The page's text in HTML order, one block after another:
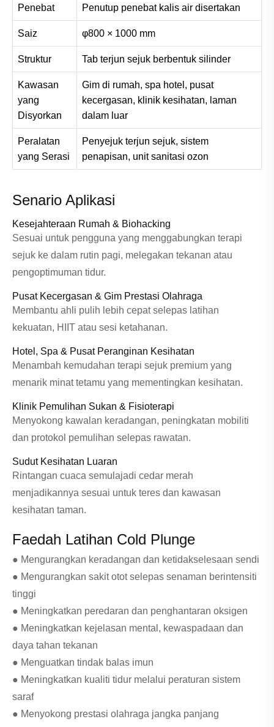
Penebat Penutup penebat kalis air disertakan
Saiz φ800 × 1000 mm
Struktur Tab terjun sejuk berbentuk silinder
Kawasan
yang
Disyorkan
Gim di rumah, spa hotel, pusat
kecergasan, klinik kesihatan, laman
dalam luar
Peralatan
yang Serasi
Penyejuk terjun sejuk, sistem
penapisan, unit sanitasi ozon
Senario Aplikasi
Kesejahteraan Rumah & Biohacking
Sesuai untuk pengguna yang menggabungkan terapi
sejuk ke dalam rutin pagi, melegakan tekanan atau
pengoptimuman tidur.
Pusat Kecergasan & Gim Prestasi Olahraga
Membantu ahli pulih lebih cepat selepas latihan
kekuatan, HIIT atau sesi ketahanan.
Hotel, Spa & Pusat Peranginan Kesihatan
Menambah kemudahan terapi sejuk premium yang
menarik minat tetamu yang mementingkan kesihatan.
Klinik Pemulihan Sukan & Fisioterapi
Menyokong kawalan keradangan, peningkatan mobiliti
dan protokol pemulihan selepas rawatan.
Sudut Kesihatan Luaran
Rintangan cuaca semulajadi cedar merah
menjadikannya sesuai untuk teres dan kawasan
kesihatan taman.
Faedah Latihan Cold Plunge
● Mengurangkan keradangan dan ketidakselesaan sendi
● Mengurangkan sakit otot selepas senaman berintensiti
tinggi
● Meningkatkan peredaran dan penghantaran oksigen
● Meningkatkan kejelasan mental, kewaspadaan dan
daya tahan tekanan
● Menguatkan tindak balas imun
● Meningkatkan kualiti tidur melalui peraturan sistem
saraf
● Menyokong prestasi olahraga jangka panjang